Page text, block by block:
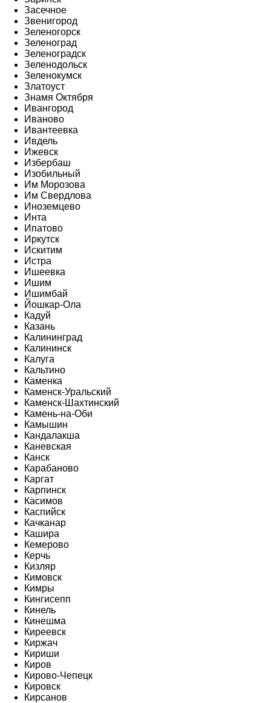
Засечное
Звенигород
Зеленогорск
Зеленоград
Зеленоградск
Зеленодольск
Зеленокумск
Златоуст
Знамя Октября
Ивангород
Иваново
Ивантеевка
Ивдель
Ижевск
Избербаш
Изобильный
Им Морозова
Им Свердлова
Иноземцево
Инта
Ипатово
Иркутск
Искитим
Истра
Ишеевка
Ишим
Ишимбай
Йошкар-Ола
Кадуй
Казань
Калининград
Калининск
Калуга
Кальтино
Каменка
Каменск-Уральский
Каменск-Шахтинский
Камень-на-Оби
Камышин
Кандалакша
Каневская
Канск
Карабаново
Каргат
Карпинск
Касимов
Каспийск
Качканар
Кашира
Кемерово
Керчь
Кизляр
Кимовск
Кимры
Кингисепп
Кинель
Кинешма
Киреевск
Киржач
Кириши
Киров
Кирово-Чепецк
Кировск
Кирсанов